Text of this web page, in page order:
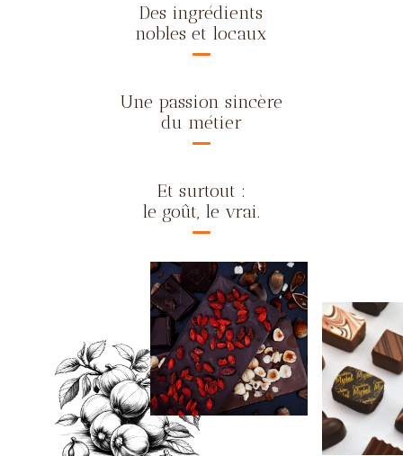
Des ingrédients
nobles et locaux
Une passion sincère
du métier
Et surtout :
le goût, le vrai.